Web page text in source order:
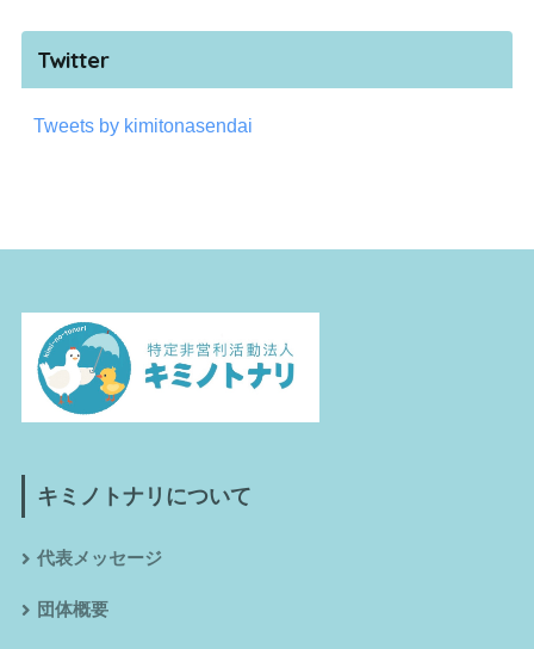
Twitter
Tweets by kimitonasendai
キミノトナリについて
代表メッセージ
団体概要